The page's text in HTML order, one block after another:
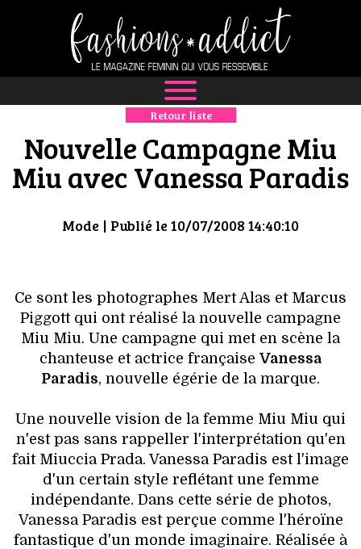
NEWS
MODE
BOUTIQUE
CULTURE
HIGH TECH
MAISON
AUTO
LIEUX TENDANCES
BEAUTÉ
Retour liste
Nouvelle Campagne Miu
Miu avec Vanessa Paradis
Mode | Publié le 10/07/2008 14:40:10
Ce sont les photographes Mert Alas et Marcus
Piggott qui ont réalisé la nouvelle campagne
Miu Miu. Une campagne qui met en scène la
chanteuse et actrice française Vanessa
Paradis, nouvelle égérie de la marque.
Une nouvelle vision de la femme Miu Miu qui
n'est pas sans rappeller l'interprétation qu'en
fait Miuccia Prada. Vanessa Paradis est l'image
d'un certain style reflétant une femme
indépendante. Dans cette série de photos,
Vanessa Paradis est perçue comme l'héroïne
fantastique d'un monde imaginaire. Réalisée à